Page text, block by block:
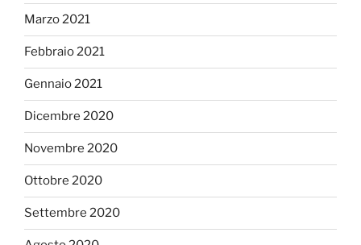
Marzo 2021
Febbraio 2021
Gennaio 2021
Dicembre 2020
Novembre 2020
Ottobre 2020
Settembre 2020